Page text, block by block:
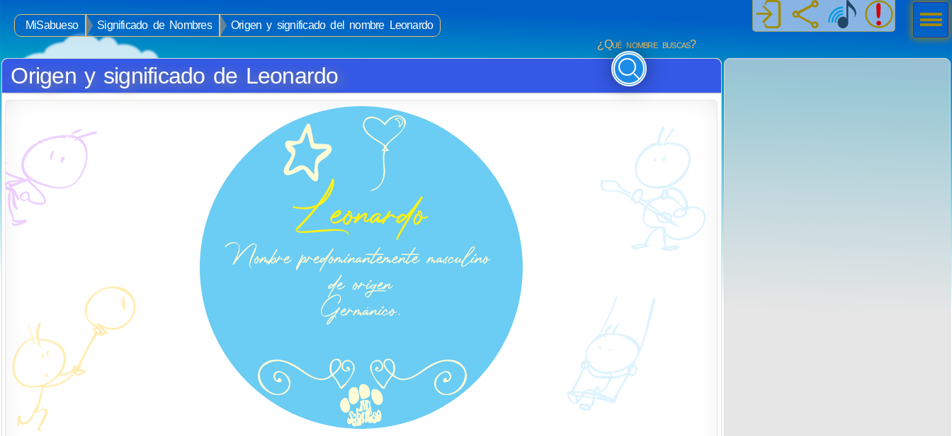
MiSabueso Significado de Nombres
Origen y significado del nombre Leonardo
¿Qué nombre buscas?
Origen y significado de Leonardo
Men
ú